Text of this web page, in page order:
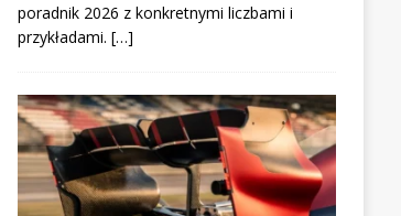
poradnik 2026 z konkretnymi liczbami i
przykładami. […]